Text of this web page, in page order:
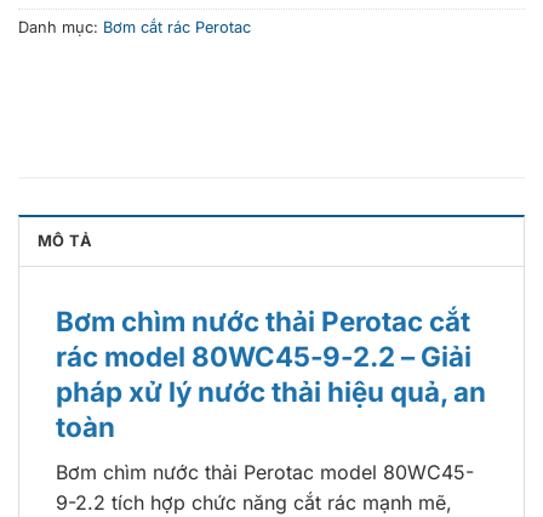
Danh mục: Bơm cắt rác Perotac
MÔ TẢ
Bơm chìm nước thải Perotac cắt
rác model 80WC45-9-2.2 – Giải
pháp xử lý nước thải hiệu quả, an
toàn
Bơm chìm nước thải Perotac model 80WC45-
9-2.2 tích hợp chức năng cắt rác mạnh mẽ,